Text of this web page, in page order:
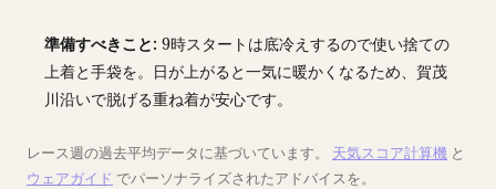
準備すべきこと: 9時スタートは底冷えするので使い捨ての
上着と手袋を。日が上がると一気に暖かくなるため、賀茂
川沿いで脱げる重ね着が安心です。
レース週の過去平均データに基づいています。 天気スコア計算機 と
ウェアガイド でパーソナライズされたアドバイスを。